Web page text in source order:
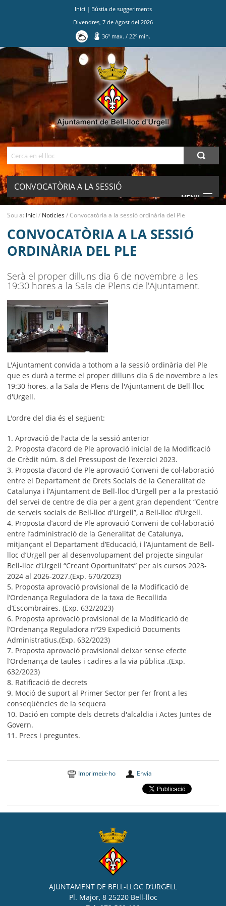
Inici | Bústia de suggeriments
Divendres 7 de Agost del 2026
36º max./ 22º min.
CONVOCATÒRIA A LA SESSIÓ
ORDINÀRIA DEL PLE
MENU
AJUNTAMENT
MUNICIPI
SEU ELECTRÒNICA
Sou a: Inici / Noticies/Convocatòria a la sessió ordinària del Ple
CONVOCATÒRIA A LA SESSIÓ
ORDINÀRIA DEL PLE
Serà el proper dilluns dia 6 de novembre a les
19:30 hores a la Sala de Plens de l'Ajuntament.
L'Ajuntament convida a tothom a la sessió ordinària del Ple
que es durà a terme el proper dilluns dia 6 de novembre a les
19:30 hores, a la Sala de Plens de l'Ajuntament de Bell-lloc
d'Urgell.
L'ordre del dia és el següent:
1. Aprovació de l'acta de la sessió anterior
2. Proposta d’acord de Ple aprovació inicial de la Modificació
de Crèdit núm. 8 del Pressupost de l’exercici 2023.
3. Proposta d’acord de Ple aprovació Conveni de col·laboració
entre el Departament de Drets Socials de la Generalitat de
Catalunya i l’Ajuntament de Bell-lloc d’Urgell per a la prestació
del servei de centre de dia per a gent gran dependent “Centre
de serveis socials de Bell-lloc d'Urgell”, a Bell-lloc d’Urgell.
4. Proposta d’acord de Ple aprovació Conveni de col·laboració
entre l’administració de la Generalitat de Catalunya,
mitjançant el Departament d’Educació, i l’Ajuntament de Bell-
lloc d’Urgell per al desenvolupament del projecte singular
Bell-lloc d’Urgell “Creant Oportunitats” per als cursos 2023-
2024 al 2026-2027.(Exp. 670/2023)
5. Proposta aprovació provisional de la Modificació de
l’Ordenança Reguladora de la taxa de Recollida
d’Escombraires. (Exp. 632/2023)
6. Proposta aprovació provisional de la Modificació de
l’Ordenança Reguladora nº29 Expedició Documents
Administratius.(Exp. 632/2023)
7. Proposta aprovació provisional deixar sense efecte
l’Ordenança de taules i cadires a la via pública .(Exp.
632/2023)
8. Ratificació de decrets
9. Moció de suport al Primer Sector per fer front a les
conseqüències de la sequera
10. Dació en compte dels decrets d'alcaldia i Actes Juntes de
Govern.
11. Precs i preguntes.
Imprimeix-ho Envia
AJUNTAMENT DE BELL-LLOC D’URGELL
Pl. Major, 8 25220 Bell-lloc